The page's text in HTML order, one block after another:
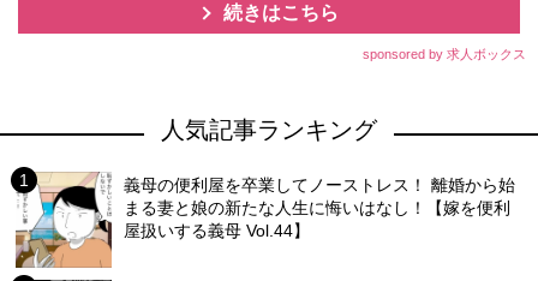
続きはこちら
sponsored by 求人ボックス
人気記事ランキング
義母の便利屋を卒業してノーストレス！ 離婚から始
まる妻と娘の新たな人生に悔いはなし！【嫁を便利
屋扱いする義母 Vol.44】